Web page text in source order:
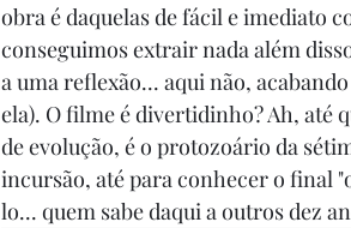
obra é daquelas de fácil e imediato
conseguimos extrair nada além
a uma reflexão... aqui não,
ela). O filme é divertidinho? Ah, até
de evolução, é o protozoário da
incursão, até para conhecer o final
lo... quem sabe daqui a outros dez